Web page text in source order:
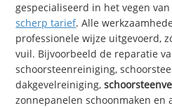
gespecialiseerd in het vegen
scherp tarief. Alle
professionele wijze uitgevoerd,
vuil. Bijvoorbeeld de reparatie
schoorsteenreiniging,
dakgevelreiniging,
zonnepanelen schoonmaken en